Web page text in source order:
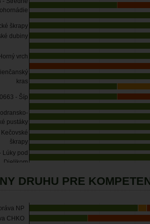
škrapy
dubiny
vrch
kras
- Šíp
pustáky
škrapy
Lúky pod
Dielikom
DRUHU PRE
NP
CHKO